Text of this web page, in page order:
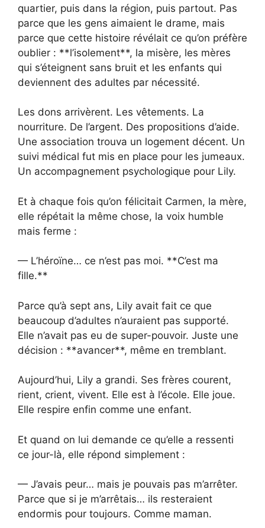
quartier, puis dans la région, puis partout. Pas
parce que les gens aimaient le drame, mais
parce que cette histoire révélait ce qu’on préfère
oublier : **l’isolement**, la misère, les mères
qui s’éteignent sans bruit et les enfants qui
deviennent des adultes par nécessité.
Les dons arrivèrent. Les vêtements. La
nourriture. De l’argent. Des propositions d’aide.
Une association trouva un logement décent. Un
suivi médical fut mis en place pour les jumeaux.
Un accompagnement psychologique pour Lily.
Et à chaque fois qu’on félicitait Carmen, la mère,
elle répétait la même chose, la voix humble
mais ferme :
— L’héroïne… ce n’est pas moi. **C’est ma
fille.**
Parce qu’à sept ans, Lily avait fait ce que
beaucoup d’adultes n’auraient pas supporté.
Elle n’avait pas eu de super-pouvoir. Juste une
décision : **avancer**, même en tremblant.
Aujourd’hui, Lily a grandi. Ses frères courent,
rient, crient, vivent. Elle est à l’école. Elle joue.
Elle respire enfin comme une enfant.
Et quand on lui demande ce qu’elle a ressenti
ce jour-là, elle répond simplement :
— J’avais peur… mais je pouvais pas m’arrêter.
Parce que si je m’arrêtais… ils resteraient
endormis pour toujours. Comme maman.